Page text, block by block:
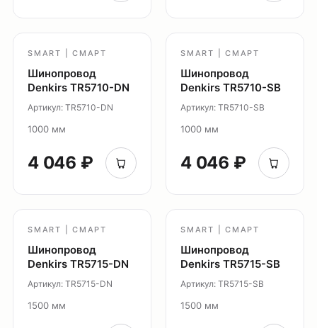
SMART | СМАРТ
Шинопровод
Denkirs TR5710-DN
Артикул: TR5710-DN
1000 мм
4 046 ₽
SMART | СМАРТ
Шинопровод
Denkirs TR5710-SB
Артикул: TR5710-SB
1000 мм
4 046 ₽
SMART | СМАРТ
Шинопровод
Denkirs TR5715-DN
Артикул: TR5715-DN
1500 мм
SMART | СМАРТ
Шинопровод
Denkirs TR5715-SB
Артикул: TR5715-SB
1500 мм
Подсветка ступеней
Управление освещением
Демооборудование
Система Solid
Система Air
Уличное освещение
Система Shine